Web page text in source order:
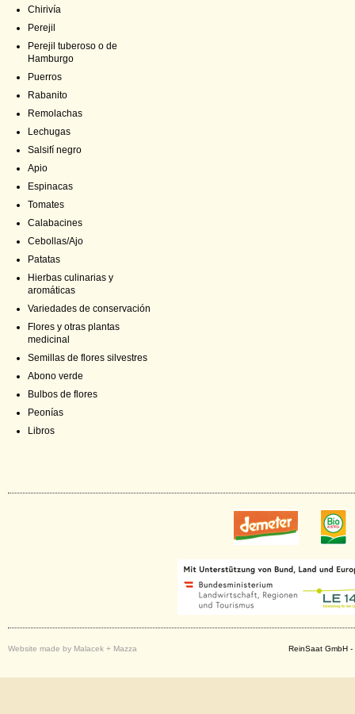
Chirivía
Perejil
Perejil tuberoso o de
Hamburgo
Puerros
Rabanito
Remolachas
Lechugas
Salsifí negro
Apio
Espinacas
Tomates
Calabacines
Cebollas/Ajo
Patatas
Hierbas culinarias y
aromáticas
Variedades de conservación
Flores y otras plantas
medicinal
Semillas de flores silvestres
Abono verde
Bulbos de flores
Peonías
Libros
Website made by Malacek + Mazza ReinSaat GmbH